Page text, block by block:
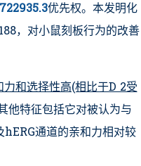
优先权。本发明化
，对小鼠刻板行为的改善
和选择性高(相比于D 2受
他特征包括它对被认为与
通道的亲和力相对较